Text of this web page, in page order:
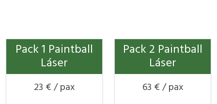
Pack 1 Paintball
Láser
23 € / pax
Pack 2 Paintball
Láser
63 € / pax